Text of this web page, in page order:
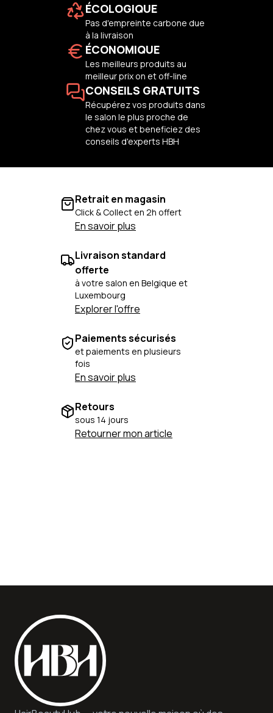
ÉCOLOGIQUE
Pas d'empreinte carbone due
à la livraison
ÉCONOMIQUE
Les meilleurs produits au
meilleur prix on et off-line
CONSEILS GRATUITS
Récupérez vos produits dans
le salon le plus proche de
chez vous et beneficiez des
conseils d'experts HBH
Retrait en magasin
Click & Collect en 2h offert
En savoir plus
Livraison standard
offerte
à votre salon en Belgique et
Luxembourg
Explorer l'offre
Paiements sécurisés
et paiements en plusieurs
fois
En savoir plus
Retours
sous 14 jours
Retourner mon article